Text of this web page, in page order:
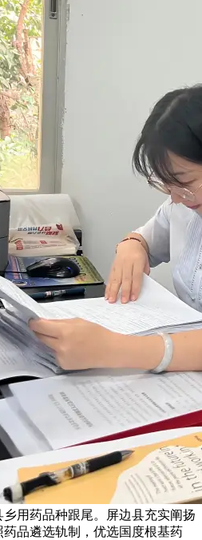
用药品种跟尾。屏边县充实阐扬
品遴选轨制，优选国度根基药